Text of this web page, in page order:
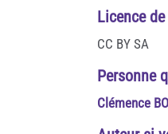
Licence
CC BY SA
Personne
Clémence